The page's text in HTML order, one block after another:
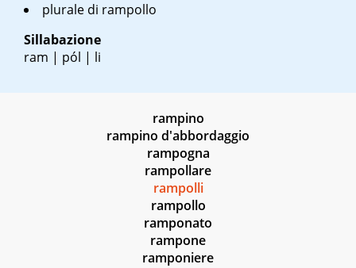
plurale di rampollo
Sillabazione
ram | pól | li
rampino
rampino d'abbordaggio
rampogna
rampollare
rampolli
rampollo
ramponato
rampone
ramponiere